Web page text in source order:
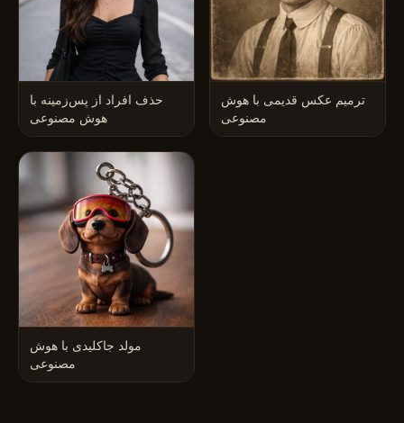
حذف افراد از پس‌زمینه با
هوش مصنوعی
ترمیم عکس قدیمی با هوش
مصنوعی
مولد جاکلیدی با هوش
مصنوعی